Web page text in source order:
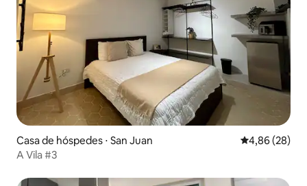
Casa de hóspedes ⋅ San Juan 4,86 de uma
4,86 (28)
A Vila #3